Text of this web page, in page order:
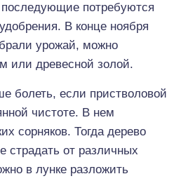
потребуются
В конце ноября
урожай, можно
или древесной золой.
болеть, если пристволовой
чистоте. В нем
сорняков. Тогда дерево
страдать от различных
в лунке разложить